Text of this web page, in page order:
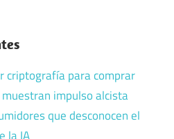
criptografía para comprar
impulso alcista
que desconocen el